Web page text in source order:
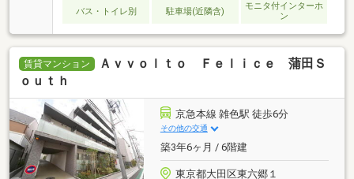
バス・トイレ別 駐車場(近隣含)
モニタ付インターホ
ン
賃貸マンション
Ａｖｖｏｌｔｏ Ｆｅｌｉｃｅ 蒲田Ｓ
ｏｕｔｈ
京急本線 雑色駅 徒歩6分
その他の交通
築3年6ヶ月 / 6階建
東京都大田区東六郷１